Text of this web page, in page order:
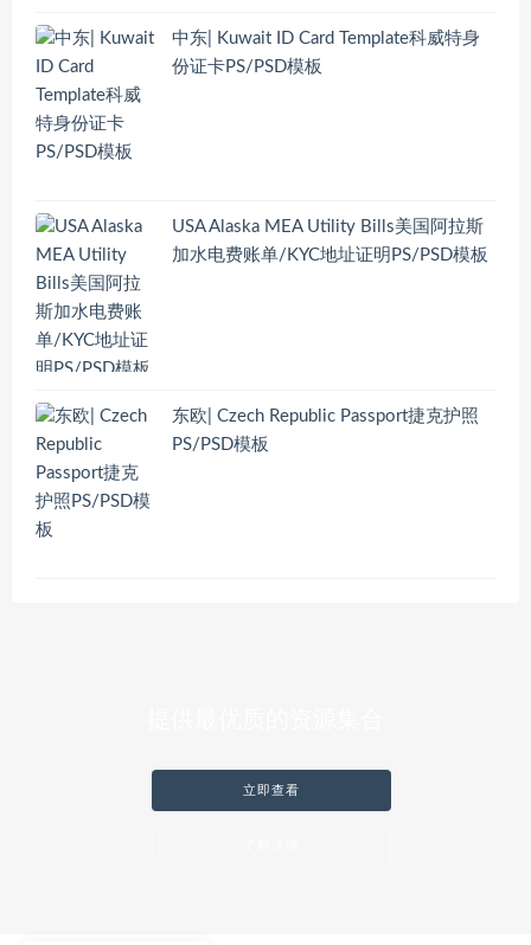
中东| Kuwait ID Card Template科威特身
份证卡PS/PSD模板
USA Alaska MEA Utility Bills美国阿拉斯
加水电费账单/KYC地址证明PS/PSD模板
东欧| Czech Republic Passport捷克护照
PS/PSD模板
立即查看